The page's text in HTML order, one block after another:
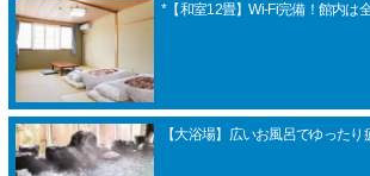
*【和室12畳】Wi-Fi完備！館内は
【大浴場】広いお風呂でゆった